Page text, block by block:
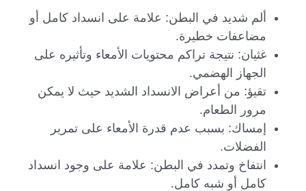
ألم شديد في البطن: علامة على انسداد كامل أو
مضاعفات خطيرة.
غثيان: نتيجة تراكم محتويات الأمعاء وتأثيره على
الجهاز الهضمي.
تقيؤ: من أعراض الانسداد الشديد حيث لا يمكن
مرور الطعام.
إمساك: بسبب عدم قدرة الأمعاء على تمرير
الفضلات.
انتفاخ وتمدد في البطن: علامة على وجود انسداد
كامل أو شبه كامل.